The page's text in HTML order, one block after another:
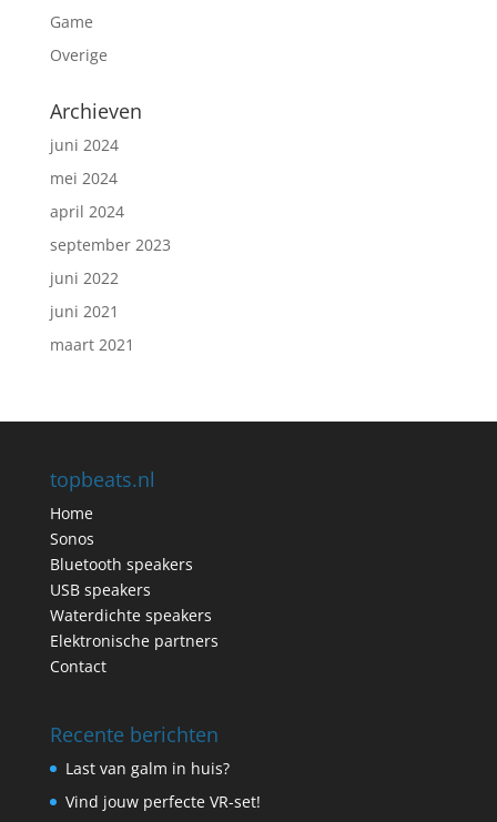
Game
Overige
Archieven
juni 2024
mei 2024
april 2024
september 2023
juni 2022
juni 2021
maart 2021
topbeats.nl
Home
Sonos
Bluetooth speakers
USB speakers
Waterdichte speakers
Elektronische partners
Contact
Recente berichten
Last van galm in huis?
Vind jouw perfecte VR-set!